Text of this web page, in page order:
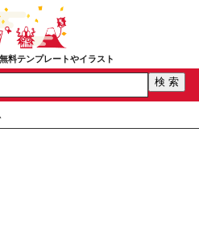
料テンプレートやイラスト